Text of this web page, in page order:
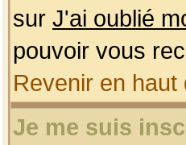
sur J'ai oublié
pouvoir vous
Revenir en haut
Je me suis